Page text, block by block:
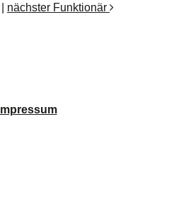
nächster Funktionär
Impressum